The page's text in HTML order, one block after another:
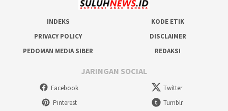
INDEKS
KODE ETIK
PRIVACY POLICY
DISCLAIMER
PEDOMAN MEDIA SIBER
REDAKSI
JARINGAN SOCIAL
Facebook
Twitter
Pinterest
Tumblr